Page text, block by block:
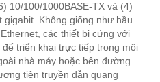
10/100/1000BASE-TX và (4)
gigabit. Không giống như hầu
các thiết bị cứng với
triển khai trực tiếp trong môi
nhà máy hoặc bên đường
tiện truyền dẫn quang